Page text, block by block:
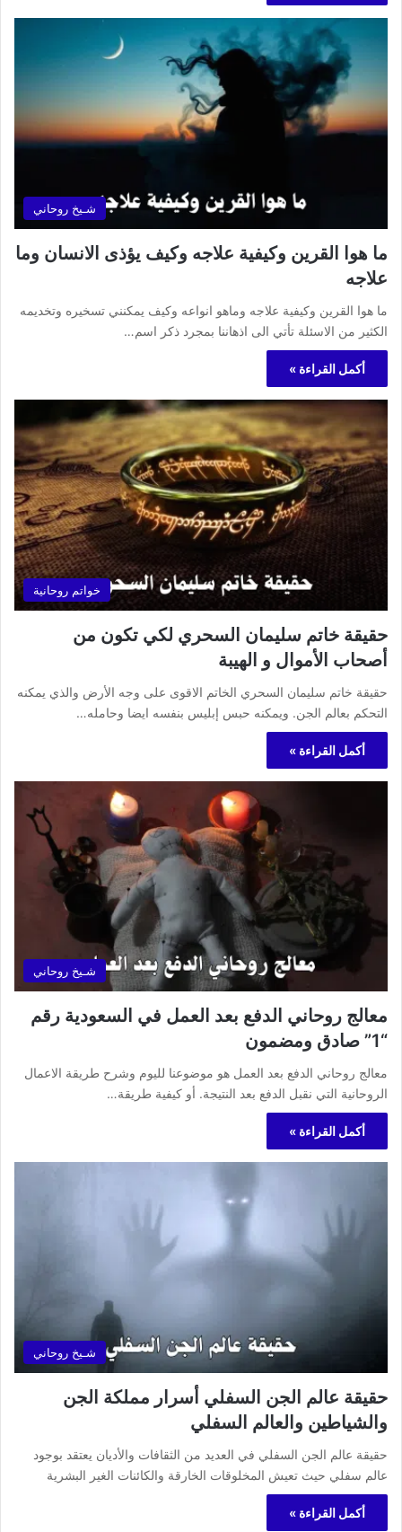
شـيخ روحاني
ما هوا القرين وكيفية علاجه وكيف يؤذى الانسان وما
علاجه
ما هوا القرين وكيفية علاجه وماهو انواعه وكيف يمكنني تسخيره وتخديمه
الكثير من الاسئلة تأتي الى اذهاننا بمجرد ذكر اسم…
أكمل القراءة »
خواتم روحانية
حقيقة خاتم سليمان السحري لكي تكون من
أصحاب الأموال و الهيبة
حقيقة خاتم سليمان السحري الخاتم الاقوى على وجه الأرض والذي يمكنه
التحكم بعالم الجن. ويمكنه حبس إبليس بنفسه ايضا وحامله…
أكمل القراءة »
شـيخ روحاني
معالج روحاني الدفع بعد العمل في السعودية رقم
“1” صادق ومضمون
معالج روحاني الدفع بعد العمل هو موضوعنا لليوم وشرح طريقة الاعمال
الروحانية التي نقبل الدفع بعد النتيجة. أو كيفية طريقة…
أكمل القراءة »
شـيخ روحاني
حقيقة عالم الجن السفلي أسرار مملكة الجن
والشياطين والعالم السفلي
حقيقة عالم الجن السفلي في العديد من الثقافات والأديان يعتقد بوجود
عالم سفلي حيث تعيش المخلوقات الخارقة والكائنات الغير البشرية
أكمل القراءة »